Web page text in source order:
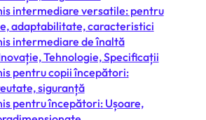
intermediare versatile: pentru
adaptabilitate, caracteristici
intermediare de înaltă
Tehnologie, Specificații
pentru copii începători:
siguranță
pentru începători: Ușoare,